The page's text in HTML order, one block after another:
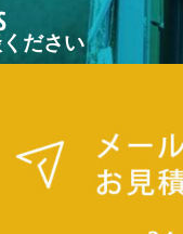
ださい